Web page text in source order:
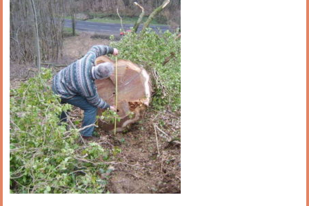
Carte : boissons, restaurant
Restaurant
Notre cuisine
Où / Contact
Venez nous voir
Nous écrire
Participez !
S’inscrire
Animations
Animation régulières